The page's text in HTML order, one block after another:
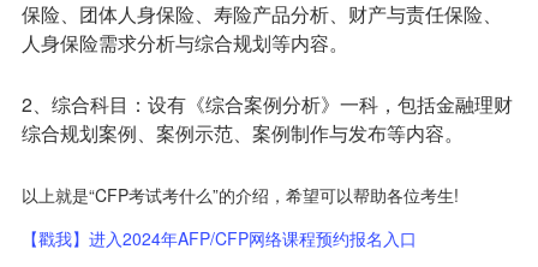
保险、团体人身保险、寿险产品分析、财产与责任保险、
人身保险需求分析与综合规划等内容。
2、综合科目：设有《综合案例分析》一科，包括金融理财
综合规划案例、案例示范、案例制作与发布等内容。
以上就是“CFP考试考什么”的介绍，希望可以帮助各位考生!
【戳我】进入2024年AFP/CFP网络课程预约报名入口